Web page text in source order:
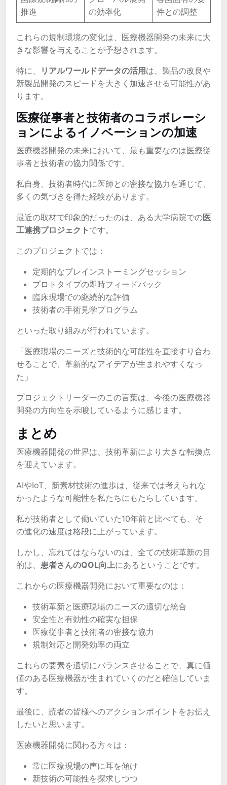
推進
の効率化
件との調整
これらの規制環境の変化は、医療機器開発の未来に大
きな影響を与えることが予想されます。
特に、 リアルワールドデータの活用 は、製品の改良や
新製品開発のスピードを大きく加速させる可能性があ
ります。
医療従事者と技術者のコラボレーシ
ョンによるイノベーションの加速
医療機器開発の未来において、最も重要なのは医療従
事者と技術者の協力関係です。
私自身、技術者時代に医師との密接な協力を通じて、
多くの気づきを得た経験があります。
最近の取材で印象的だったのは、ある大学病院での医
工連携プロジェクト です。
このプロジェクトでは：
定期的なブレインストーミングセッション
プロトタイプの即時フィードバック
臨床現場での継続的な評価
技術者の手術見学プログラム
といった取り組みが行われています。
「医療現場のニーズと技術的な可能性を直接すり合わ
せることで、革新的なアイデアが生まれやすくなっ
た」
プロジェクトリーダーのこの言葉は、今後の医療機器
開発の方向性を示唆しているように感じます。
まとめ
医療機器開発の世界は、技術革新により大きな転換点
を迎えています。
AIやIoT、新素材技術の進歩は、従来では考えられな
かったような可能性を私たちにもたらしています。
私が技術者として働いていた10年前と比べても、そ
の進化の速度は格段に上がっています。
しかし、忘れてはならないのは、全ての技術革新の目
的は、 患者さんのQOL向上にあるということです。
これからの医療機器開発において重要なのは：
技術革新と医療現場のニーズの適切な統合
安全性と有効性の確実な担保
医療従事者と技術者の密接な協力
規制対応と開発効率の両立
これらの要素を適切にバランスさせることで、真に価
値のある医療機器が生まれていくのだと確信していま
す。
最後に、読者の皆様へのアクションポイントをお伝え
したいと思います。
医療機器開発に関わる方々は：
常に医療現場の声に耳を傾け
新技術の可能性を探求しつつ